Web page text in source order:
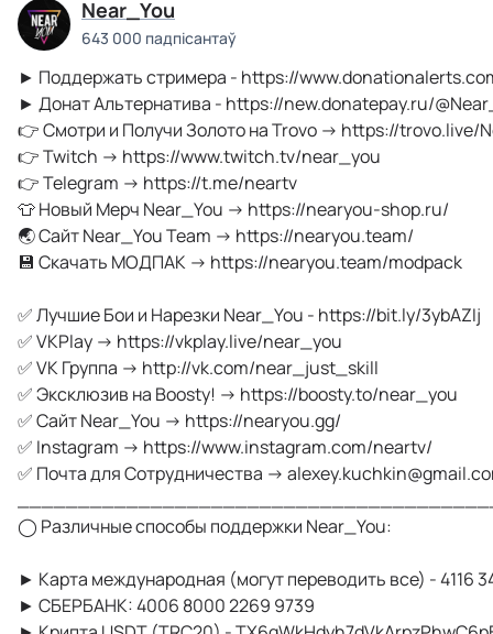
Near_You
643 000 падпісантаў
► Поддержать стримера - https://
► Донат Альтернатива - https://new.donatepay.ru/
👉 Смотри и Получи Золото на Trovo → https://trovo.live/
👉 Twitch → https://www.twitch.tv/near_you
👉 Telegram → https://t.me/neartv
👕 Новый Мерч Near_You → https://nearyou-shop.ru/
🌏 Сайт Near_You Team → https://nearyou.team/
💾 Скачать МОДПАК → https://nearyou.team/modpack
✅ Лучшие Бои и Нарезки Near_You - https://bit.ly/3ybAZIj
✅ VKPlay → https://vkplay.live/near_you
✅ VK Группа → http://vk.com/near_just_skill
✅ Эксклюзив на Boosty! → https://boosty.to/near_you
✅ Cайт Near_You → https://nearyou.gg/
✅ Instagram → https://www.instagram.com/neartv/
✅ Почта для Сотрудничества →
◯ Различные способы поддержки Near_You:
► Карта международная (могут переводить все) - 4116
► СБЕРБАНК: 4006 8000 2269 9739